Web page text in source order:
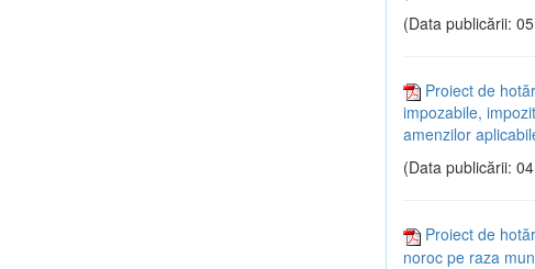
(Data publicării:
Proiect de
impozabile,
amenzilor
(Data publicării:
Proiect de
noroc pe raza